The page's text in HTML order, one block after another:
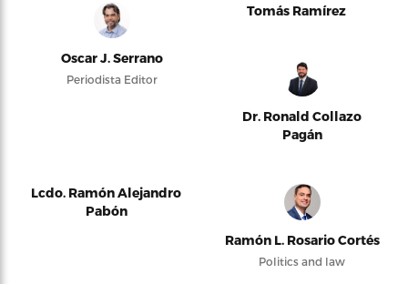
Oscar J. Serrano
Periodista Editor
Tomás Ramírez
Dr. Ronald Collazo
Pagán
Lcdo. Ramón Alejandro
Pabón
Ramón L. Rosario Cortés
Politics and law